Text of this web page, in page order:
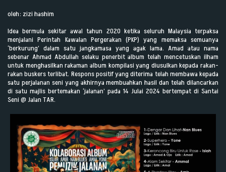
oleh: zizi hashim
Idea bermula sekitar awal tahun 2020 ketika seluruh Malaysia terpaksa
menjalani Perintah Kawalan Pergerakan (PKP) yang memaksa semuanya
‘berkurung’ dalam satu jangkamasa yang agak lama. Amad atau nama
sebenar Ahmad Abdullah selaku penerbit album telah mencetuskan ilham
untuk menghasilkan rakaman album kompilasi yang diusulkan kepada rakan-
rakan buskers terlibat. Respons positif yang diterima telah membawa kepada
satu perjalanan seni yang akhirnya membuahkan hasil dan telah dilancarkan
di satu majlis bertemakan ‘jalanan’ pada 14 Julai 2024 bertempat di Santai
Seni @ Jalan TAR.